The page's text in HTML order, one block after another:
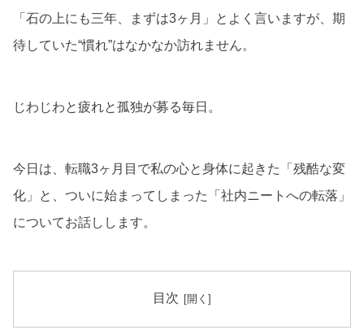
「石の上にも三年、まずは3ヶ月」とよく言いますが、期
待していた“慣れ”はなかなか訪れません。
じわじわと疲れと孤独が募る毎日。
今日は、転職3ヶ月目で私の心と身体に起きた「残酷な変
化」と、ついに始まってしまった「社内ニートへの転落」
についてお話しします。
目次